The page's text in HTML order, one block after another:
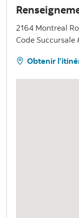
2164 Montreal
Code Succursale
Obtenir